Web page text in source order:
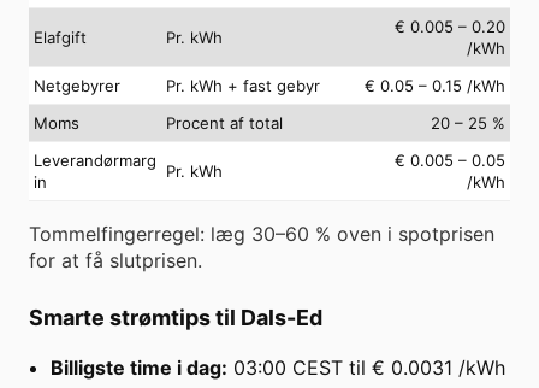
Elafgift Pr. kWh
€ 0.005 – 0.20
/kWh
Netgebyrer
Pr. kWh + fast gebyr
€ 0.05 – 0.15 /kWh
Moms
Procent af total
20 – 25 %
Leverandørmarg
in
Pr. kWh
€ 0.005 – 0.05
/kWh
Tommelfingerregel: læg 30–60 % oven i spotprisen
for at få slutprisen.
Smarte strømtips til Dals-Ed
Billigste time i dag: 03:00 CEST til € 0.0031 /kWh